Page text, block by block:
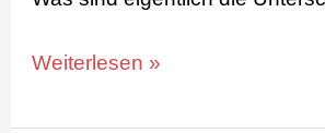
Weiterlesen »